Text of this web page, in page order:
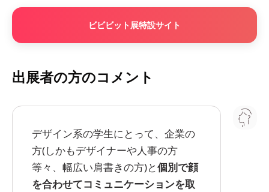
ビビビット展特設サイト
出展者の方のコメント
デザイン系の学生にとって、企業の
方(しかもデザイナーや人事の方
等々、幅広い肩書きの方)と個別で顔
を合わせてコミュニケーションを取